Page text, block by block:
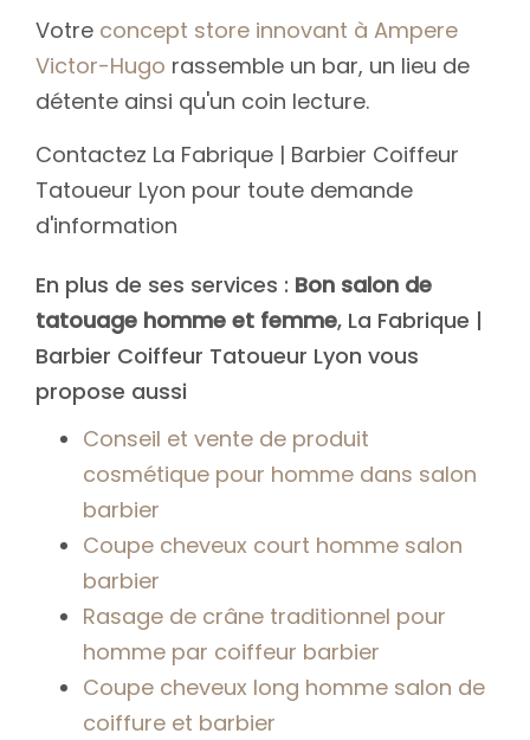
Votre concept store innovant à Ampere
Victor-Hugo rassemble un bar, un lieu de
détente ainsi qu'un coin lecture.
Contactez La Fabrique | Barbier Coiffeur
Tatoueur Lyon pour toute demande
d'information
En plus de ses services : Bon salon de
tatouage homme et femme, La Fabrique |
Barbier Coiffeur Tatoueur Lyon vous
propose aussi
Conseil et vente de produit
cosmétique pour homme dans salon
barbier
Coupe cheveux court homme salon
barbier
Rasage de crâne traditionnel pour
homme par coiffeur barbier
Coupe cheveux long homme salon de
coiffure et barbier